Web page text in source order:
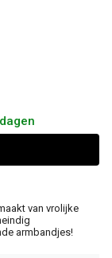
van vrolijke
armbandjes!